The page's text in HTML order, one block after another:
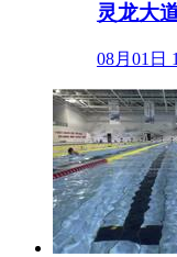
灵龙大
08月01日